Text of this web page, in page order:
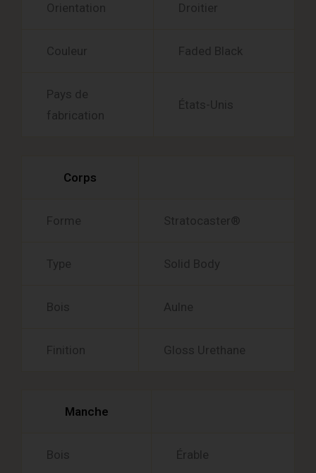
Orientation Droitier
Couleur Faded Black
Pays de
fabrication
États-Unis
Corps
Forme Stratocaster®
Type Solid Body
Bois Aulne
Finition Gloss Urethane
Manche
Bois Érable